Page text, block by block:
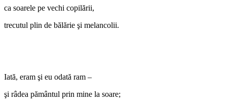
ca soarele pe vechi copilării,
trecutul plin de bălărie şi melancolii.
Iată, eram şi eu odată ram –
şi râdea pământul prin mine la soare;